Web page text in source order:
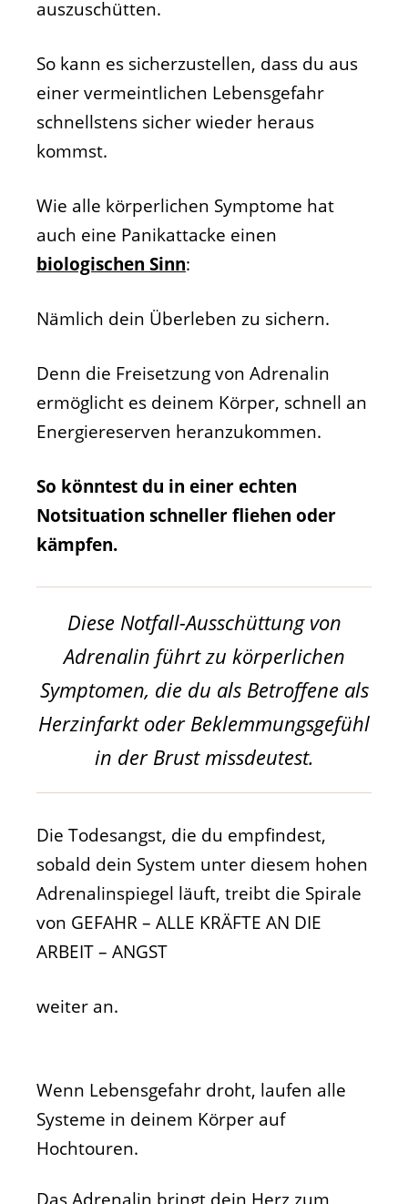
auszuschütten.
So kann es sicherzustellen, dass du aus
einer vermeintlichen Lebensgefahr
schnellstens sicher wieder heraus
kommst.
Wie alle körperlichen Symptome hat
auch eine Panikattacke einen
biologischen Sinn:
Nämlich dein Überleben zu sichern.
Denn die Freisetzung von Adrenalin
ermöglicht es deinem Körper, schnell an
Energiereserven heranzukommen.
So könntest du in einer echten
Notsituation schneller fliehen oder
kämpfen.
Diese Notfall-Ausschüttung von
Adrenalin führt zu körperlichen
Symptomen, die du als Betroffene als
Herzinfarkt oder Beklemmungsgefühl
in der Brust missdeutest.
Die Todesangst, die du empfindest,
sobald dein System unter diesem hohen
Adrenalinspiegel läuft, treibt die Spirale
von GEFAHR – ALLE KRÄFTE AN DIE
ARBEIT – ANGST
weiter an.
Wenn Lebensgefahr droht, laufen alle
Systeme in deinem Körper auf
Hochtouren.